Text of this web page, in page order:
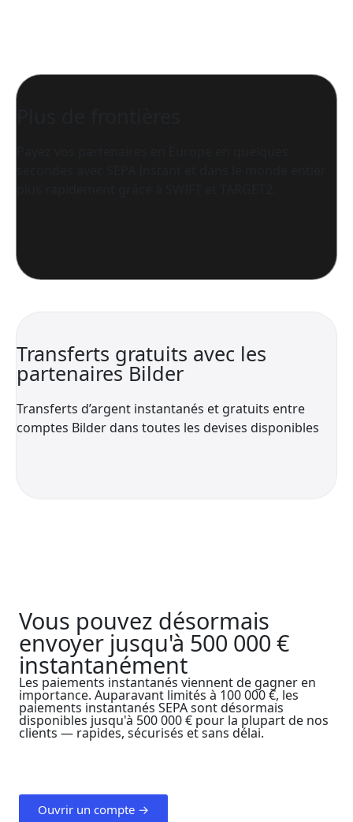
Transferts gratuits avec les
partenaires Bilder
Transferts d’argent instantanés et gratuits entre
comptes Bilder dans toutes les devises disponibles
Vous pouvez désormais
envoyer jusqu'à 500 000 €
instantanément
Les paiements instantanés viennent de gagner en
importance. Auparavant limités à 100 000 €, les
paiements instantanés SEPA sont désormais
disponibles jusqu'à 500 000 € pour la plupart de nos
clients — rapides, sécurisés et sans délai.
Ouvrir un compte →